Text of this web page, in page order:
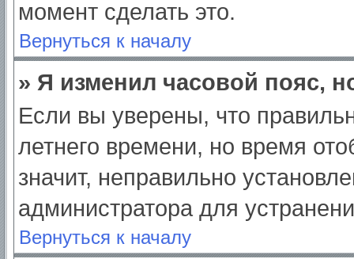
момент сделать это.
Вернуться к началу
» Я изменил часовой пояс,
Если вы уверены, что
летнего времени, но время
значит, неправильно
администратора для
Вернуться к началу